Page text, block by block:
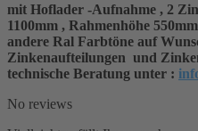
mit Hoflader -Aufnahme , 2
1100mm , Rahmenhöhe
andere Ral Farbtöne auf
Zinkenaufteilungen und
technische Beratung unter :
No reviews